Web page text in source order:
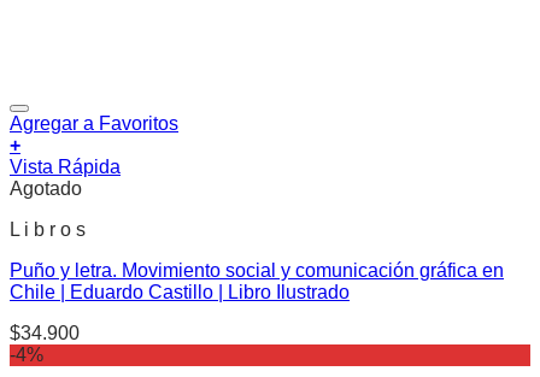
Agregar a Favoritos
+
Vista Rápida
Agotado
L i b r o s
Puño y letra. Movimiento social y comunicación gráfica en
Chile | Eduardo Castillo | Libro Ilustrado
$34.900
-4%